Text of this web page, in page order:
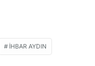
İHBAR AYDIN